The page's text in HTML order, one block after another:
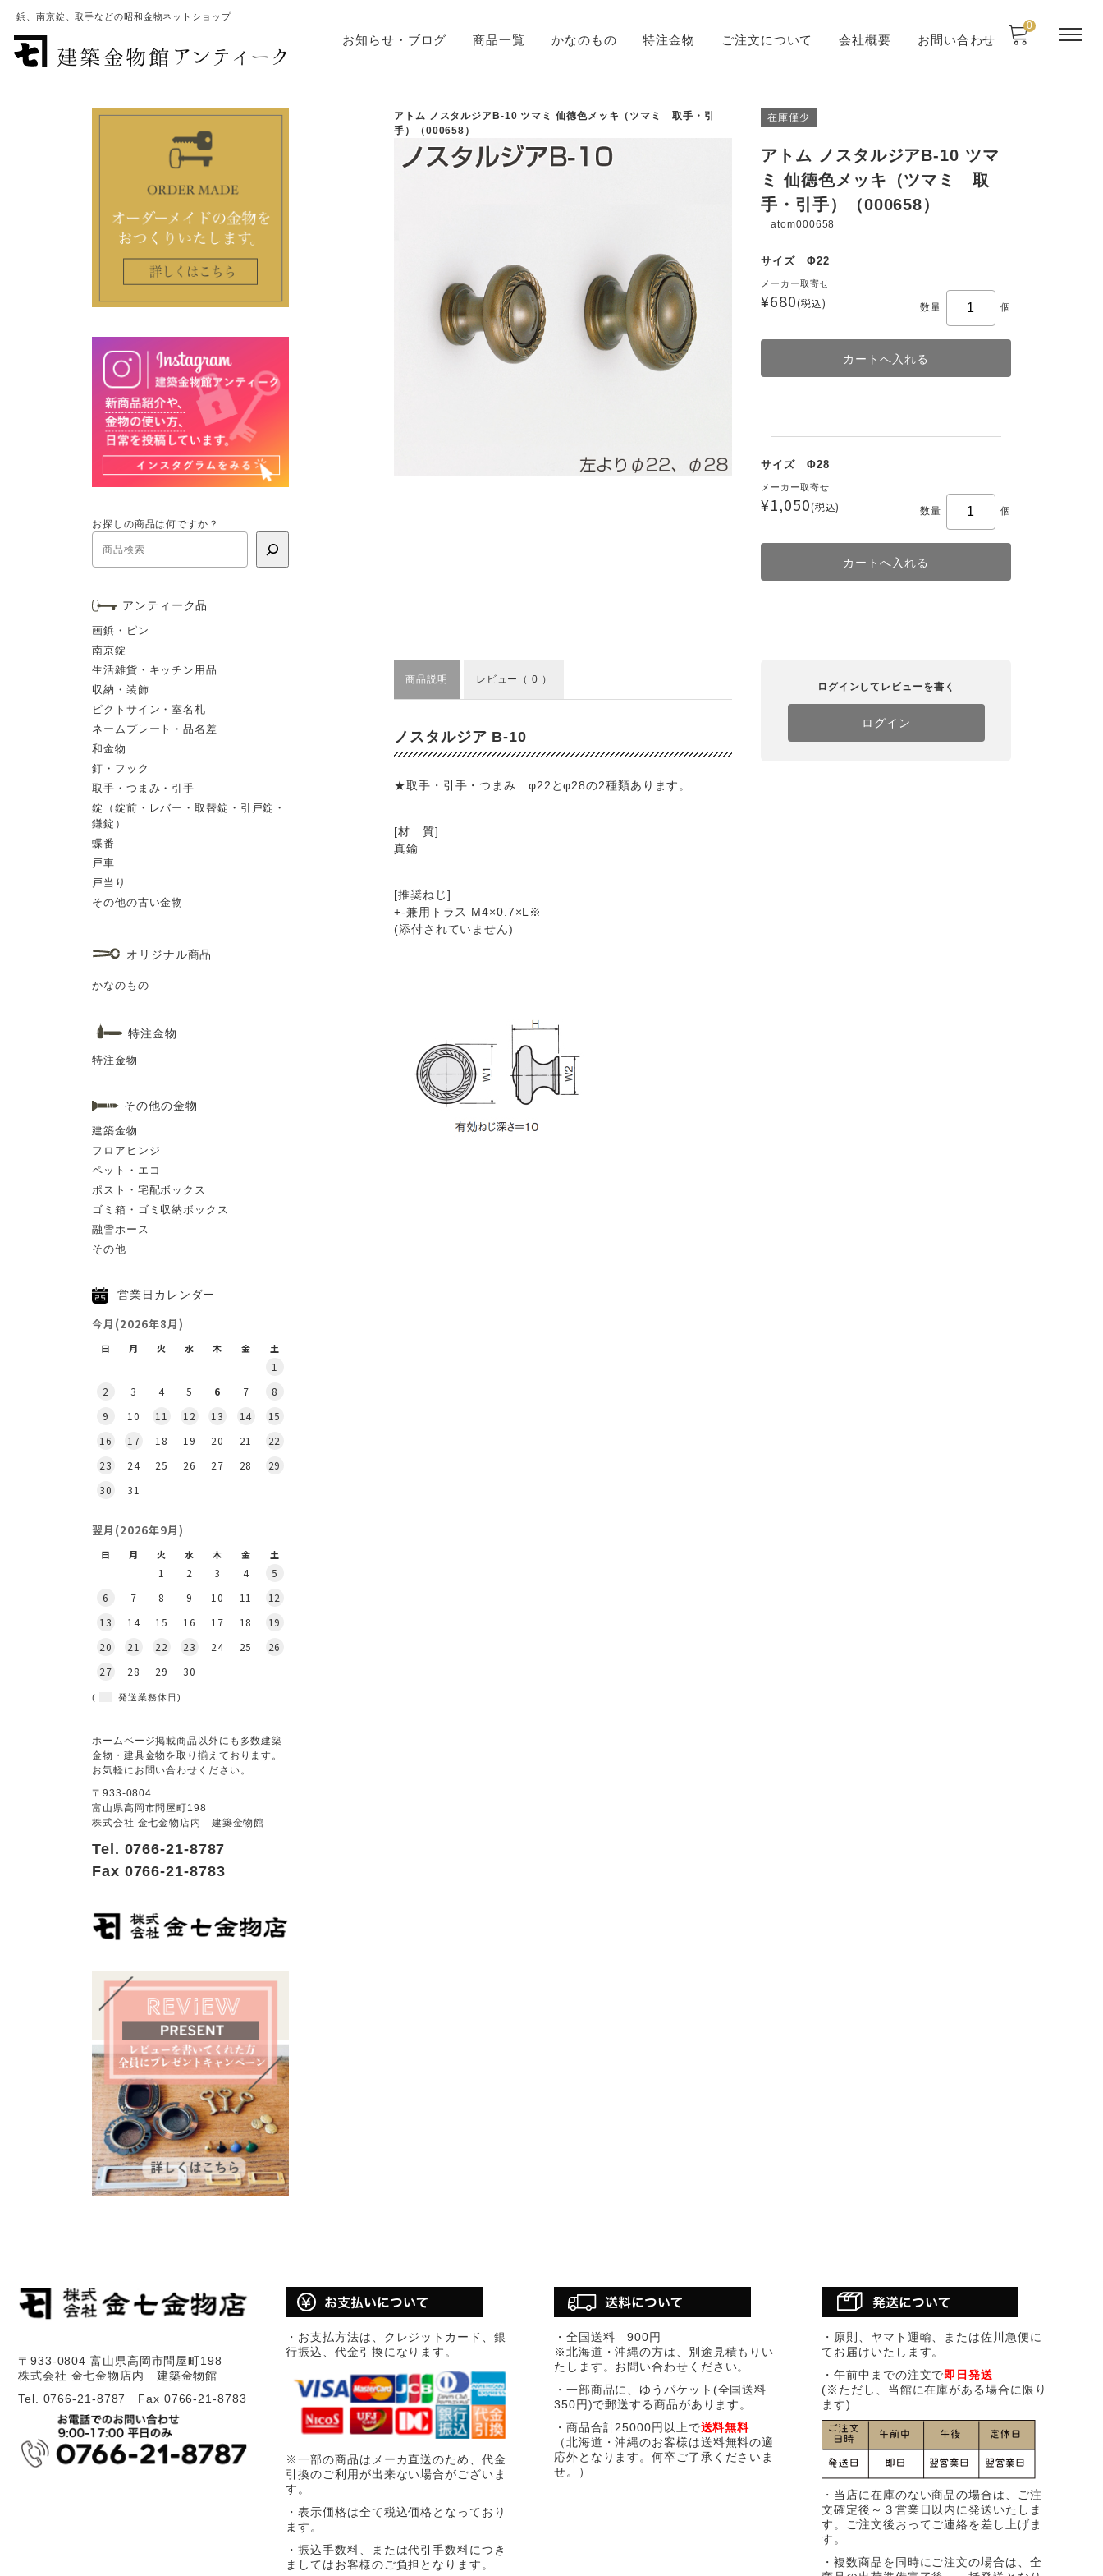
鋲、南京錠、取手などの昭和金物ネットショップ
お知らせ・ブログ 商品一覧 かなのもの 特注金物 ご注文について 会社概要 お問い合わせ
0
アトム ノスタルジアB-10 ツマミ 仙徳色メッキ（ツマミ 取手・引
手）（000658）
在庫僅少
アトム ノスタルジアB-10 ツマ
ミ 仙徳色メッキ（ツマミ 取
手・引手）（000658）
atom000658
サイズ Φ22
メーカー取寄せ
¥680(税込) 数量 個
サイズ Φ28
メーカー取寄せ
¥1,050(税込) 数量 個
商品説明 レビュー （ 0 ）
ノスタルジア B-10
★取手・引手・つまみ φ22とφ28の2種類あります。
[材 質]
真鍮
[推奨ねじ]
+-兼用トラス M4×0.7×L※
(添付されていません)
ログインしてレビューを書く
ログイン
お探しの商品は何ですか？
アンティーク品
画鋲・ピン
南京錠
生活雑貨・キッチン用品
収納・装飾
ピクトサイン・室名札
ネームプレート・品名差
和金物
釘・フック
取手・つまみ・引手
錠（錠前・レバー・取替錠・引戸錠・
鎌錠）
蝶番
戸車
戸当り
その他の古い金物
オリジナル商品
かなのもの
特注金物
特注金物
その他の金物
建築金物
フロアヒンジ
ペット・エコ
ポスト・宅配ボックス
ゴミ箱・ゴミ収納ボックス
融雪ホース
その他
営業日カレンダー
今月(2026年8月)
日 月 火 水 木 金 土
1
2
3 4 5 6 7
8
9
10 11 12 13 14
15
16
17 18 19 20 21
22
23
24 25 26 27 28
29
30
31
翌月(2026年9月)
日 月 火 水 木 金 土
1 2 3 4
5
6
7 8 9 10 11
12
13
14 15 16 17 18
19
20
21 22 23 24 25
26
27
28 29 30
( 発送業務休日)
ホームページ掲載商品以外にも多数建築
金物・建具金物を取り揃えております。
お気軽にお問い合わせください。
〒933-0804
富山県高岡市問屋町198
株式会社 金七金物店内 建築金物館
Tel. 0766-21-8787
Fax 0766-21-8783
〒933-0804 富山県高岡市問屋町198
株式会社 金七金物店内 建築金物館
Tel. 0766-21-8787 Fax 0766-21-8783
・お支払方法は、クレジットカード、銀
行振込、代金引換になります。
※一部の商品はメーカ直送のため、代金
引換のご利用が出来ない場合がございま
す。
・表示価格は全て税込価格となっており
ます。
・振込手数料、または代引手数料につき
ましてはお客様のご負担となります。
・全国送料 900円
※北海道・沖縄の方は、別途見積もりい
たします。お問い合わせください。
・一部商品に、ゆうパケット(全国送料
350円)で郵送する商品があります。
・商品合計25000円以上で送料無料
（北海道・沖縄のお客様は送料無料の適
応外となります。何卒ご了承くださいま
せ。）
・原則、ヤマト運輸、または佐川急便に
てお届けいたします。
・午前中までの注文で即日発送
(※ただし、当館に在庫がある場合に限り
ます)
・当店に在庫のない商品の場合は、ご注
文確定後～３営業日以内に発送いたしま
す。ご注文後おってご連絡を差し上げま
す。
・複数商品を同時にご注文の場合は、全